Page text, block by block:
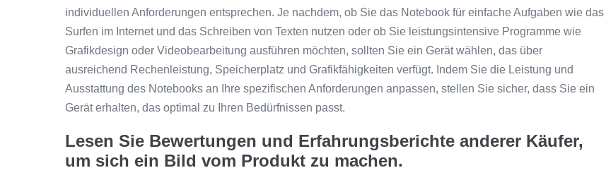
individuellen Anforderungen entsprechen. Je nachdem, ob Sie das Notebook für einfache Aufgaben wie das
Surfen im Internet und das Schreiben von Texten nutzen oder ob Sie leistungsintensive Programme wie
Grafikdesign oder Videobearbeitung ausführen möchten, sollten Sie ein Gerät wählen, das über
ausreichend Rechenleistung, Speicherplatz und Grafikfähigkeiten verfügt. Indem Sie die Leistung und
Ausstattung des Notebooks an Ihre spezifischen Anforderungen anpassen, stellen Sie sicher, dass Sie ein
Gerät erhalten, das optimal zu Ihren Bedürfnissen passt.
Lesen Sie Bewertungen und Erfahrungsberichte anderer Käufer,
um sich ein Bild vom Produkt zu machen.